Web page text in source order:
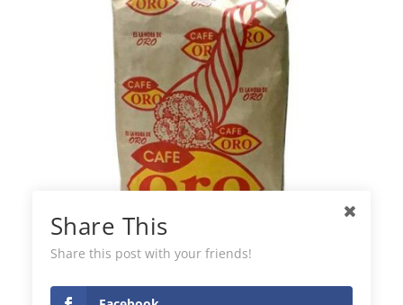
Café Oro 16 sachets
Share This
Share this post with your friends!